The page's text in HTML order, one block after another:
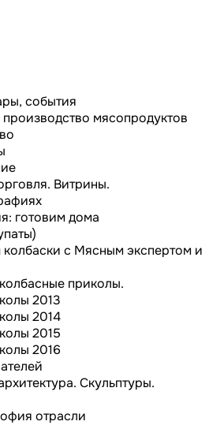
события
мясопродуктов
Витрины.
готовим дома
с Мясным экспертом и
приколы.
2013
2014
2015
2016
Скульптуры.
отрасли